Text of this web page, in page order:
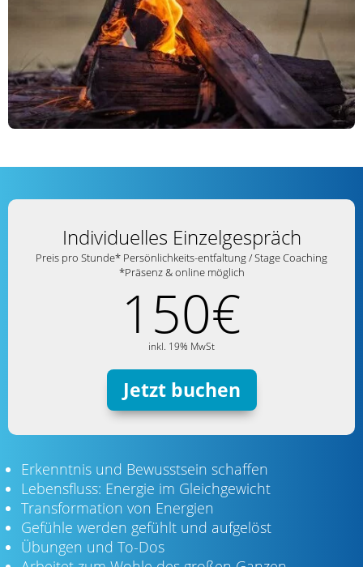
Individuelles Einzelgespräch
Preis pro Stunde* Persönlichkeits-entfaltung / Stage Coaching
*Präsenz & online möglich
150€
inkl. 19% MwSt
Jetzt buchen
Erkenntnis und Bewusstsein schaffen
Lebensfluss: Energie im Gleichgewicht
Transformation von Energien
Gefühle werden gefühlt und aufgelöst
Übungen und To-Dos